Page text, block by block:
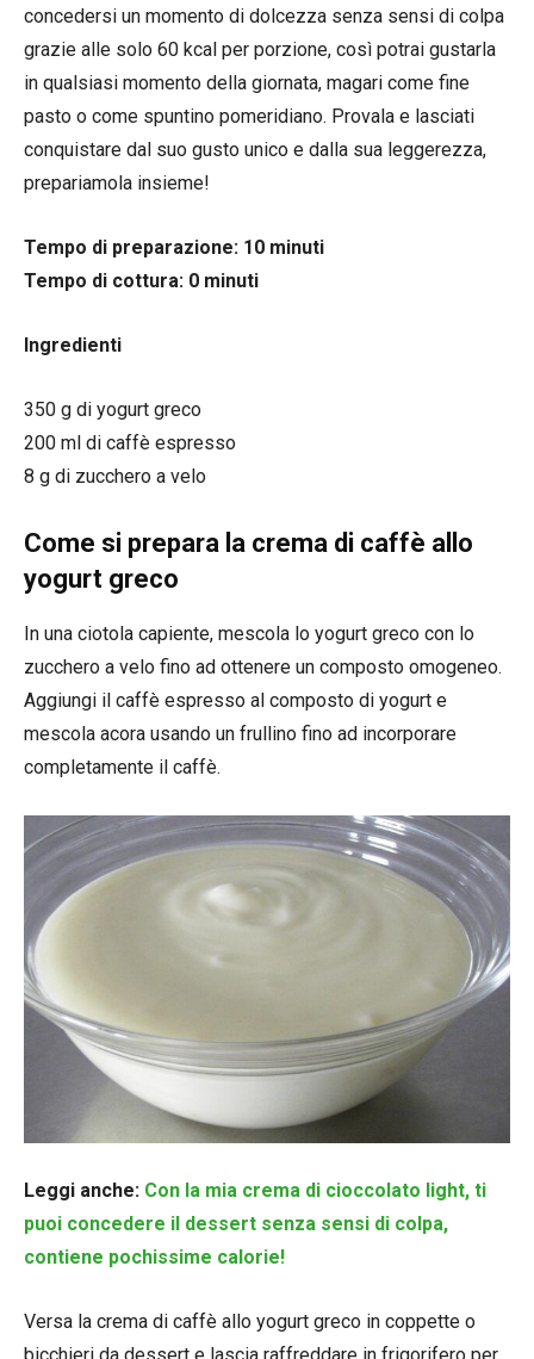
concedersi un momento di dolcezza senza sensi di colpa
grazie alle solo 60 kcal per porzione, così potrai gustarla
in qualsiasi momento della giornata, magari come fine
pasto o come spuntino pomeridiano. Provala e lasciati
conquistare dal suo gusto unico e dalla sua leggerezza,
prepariamola insieme!
Tempo di preparazione: 10 minuti
Tempo di cottura: 0 minuti
Ingredienti
350 g di yogurt greco
200 ml di caffè espresso
8 g di zucchero a velo
Come si prepara la crema di caffè allo
yogurt greco
In una ciotola capiente, mescola lo yogurt greco con lo
zucchero a velo fino ad ottenere un composto omogeneo.
Aggiungi il caffè espresso al composto di yogurt e
mescola acora usando un frullino fino ad incorporare
completamente il caffè.
Leggi anche: Con la mia crema di cioccolato light, ti
puoi concedere il dessert senza sensi di colpa,
contiene pochissime calorie!
Versa la crema di caffè allo yogurt greco in coppette o